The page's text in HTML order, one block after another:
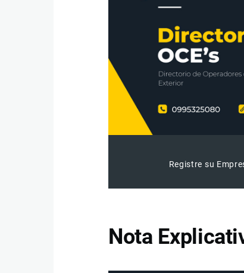
Registre su
Nota